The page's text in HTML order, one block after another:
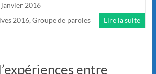
janvier 2016
2016, Groupe de paroles Lire la suite
entre